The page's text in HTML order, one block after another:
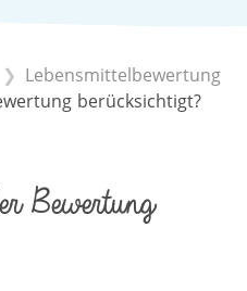
​Lebensmittelbewertung
berücksichtigt?
Bewertung